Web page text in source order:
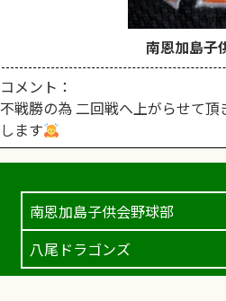
南恩加島子
コメント：
不戦勝の為 二回戦へ上がらせて
します
南恩加島子供会野球部
八尾ドラゴンズ